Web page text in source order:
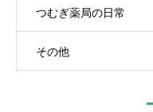
つむぎ薬局の日常
その他